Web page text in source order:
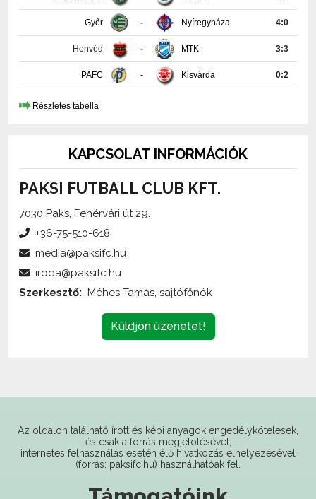
Honvéd MTK 3:3
PAFC Kisvárda 0:2
Részletes tabella
PAKSI FUTBALL CLUB KFT.
7030 Paks, Fehérvári út 29.
Küldjön üzenetet!
internetes felhasználás esetén élő hivatkozás elhelyezésével
(forrás: paksifc.hu) használhatóak fel.
Támogatóink